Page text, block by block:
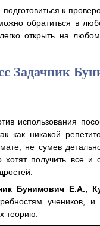
к
обратиться в
открыть на
Задачник
использования
никакой
не сумев
получить все и
Бунимович Е.А.,
учеников, и
теорию.